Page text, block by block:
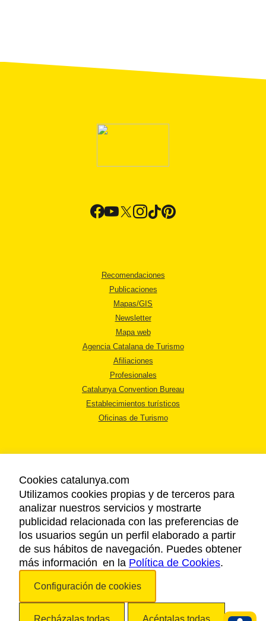
Recomendaciones
Publicaciones
Mapas/GIS
Newsletter
Mapa web
Agencia Catalana de Turismo
Afiliaciones
Profesionales
Catalunya Convention Bureau
Establecimientos turísticos
Oficinas de Turismo
AVISO LEGAL
POLÍTICA DE PRIVACIDAD
COOKIES
ACCESSIBILIDAD
Copyright © 2026. Agencia Catalana de Turismo. Todos los derechos
Cookies catalunya.com
Utilizamos cookies propias y de terceros para
analizar nuestros servicios y mostrarte
publicidad relacionada con las preferencias de
los usuarios según un perfil elaborado a partir
de sus hábitos de navegación. Puedes obtener
más información en la Política de Cookies.
Configuración de cookies
Recházalas todas Acéptalas todas